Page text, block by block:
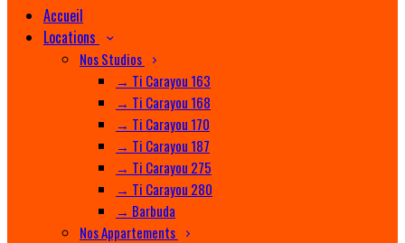
Accueil
Locations
Nos Studios
→ Ti Carayou 163
→ Ti Carayou 168
→ Ti Carayou 170
→ Ti Carayou 187
→ Ti Carayou 275
→ Ti Carayou 280
→ Barbuda
Nos Appartements